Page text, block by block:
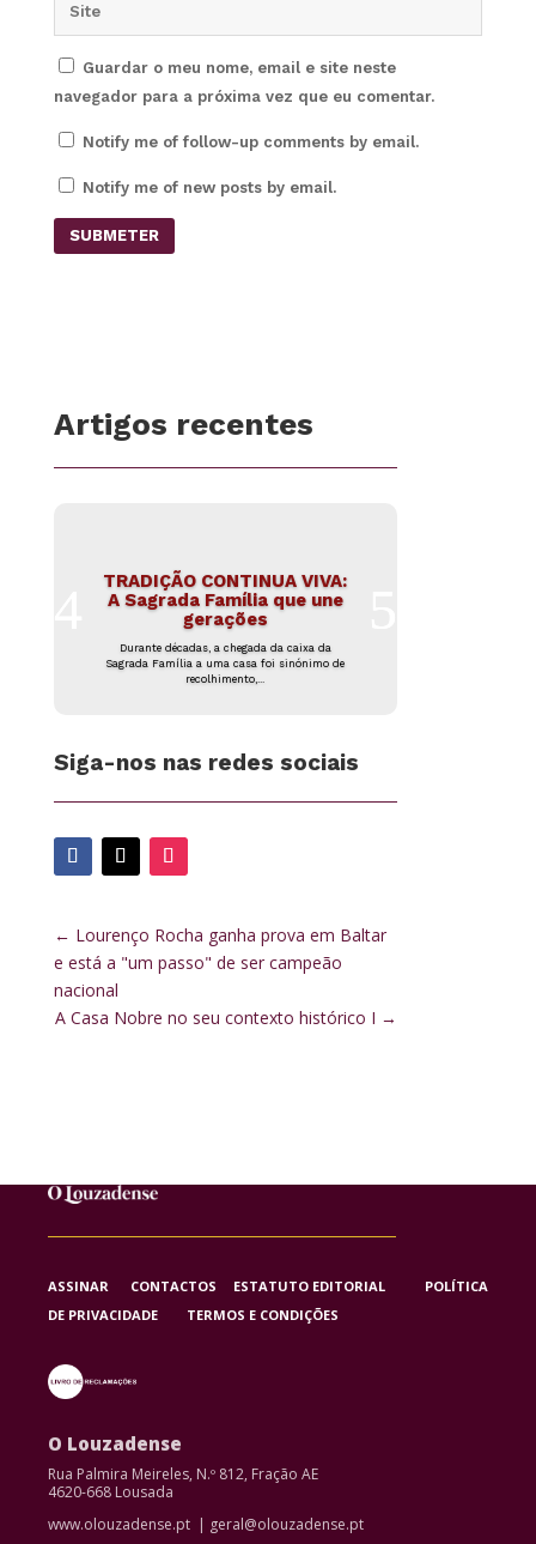
Guardar o meu nome, email e site neste
navegador para a próxima vez que eu comentar.
Notify me of follow-up comments by email.
Notify me of new posts by email.
SUBMETER
Artigos recentes
TRADIÇÃO CONTINUA VIVA:
A Sagrada Família que une
gerações
Durante décadas, a chegada da caixa da
Sagrada Família a uma casa foi sinónimo de
recolhimento,...
Siga-nos nas redes sociais
← Lourenço Rocha ganha prova em Baltar
e está a "um passo" de ser campeão
nacional
A Casa Nobre no seu contexto histórico I →
ASSINAR CONTACTOS ESTATUTO EDITORIAL POLÍTICA
DE PRIVACIDADE TERMOS E CONDIÇÕES
O Louzadense
Rua Palmira Meireles, N.º 812, Fração AE
4620-668 Lousada
www.olouzadense.pt | geral@olouzadense.pt